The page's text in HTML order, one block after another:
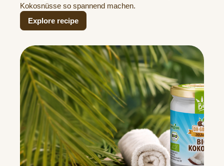
Kokosnüsse so spannend machen.
Explore recipe